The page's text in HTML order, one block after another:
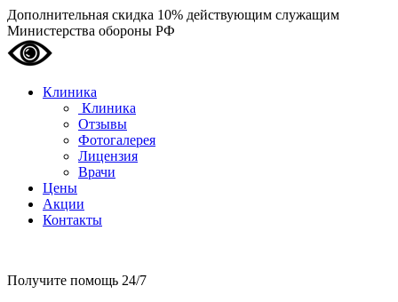
Дополнительная скидка 10% действующим служащим
Министерства обороны РФ
Клиника
Клиника
Отзывы
Фотогалерея
Лицензия
Врачи
Цены
Акции
Контакты
Получите помощь 24/7